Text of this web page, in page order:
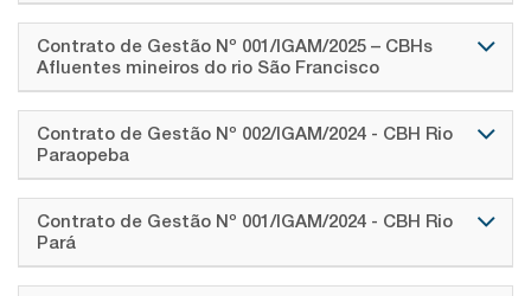
Contrato de Gestão Nº 001/IGAM/2025 – CBHs
Afluentes mineiros do rio São Francisco
Contrato de Gestão Nº 002/IGAM/2024 - CBH Rio
Paraopeba
Contrato de Gestão Nº 001/IGAM/2024 - CBH Rio
Pará